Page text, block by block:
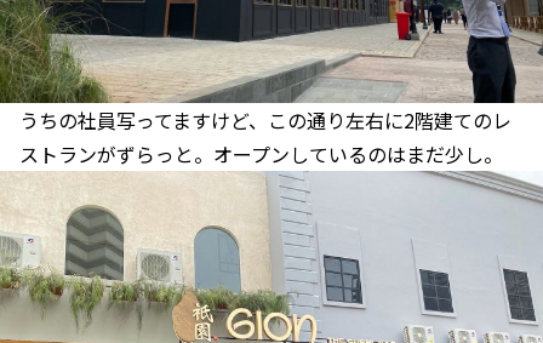
うちの社員写ってますけど、この通り左右に2階建てのレ
ストランがずらっと。オープンしているのはまだ少し。